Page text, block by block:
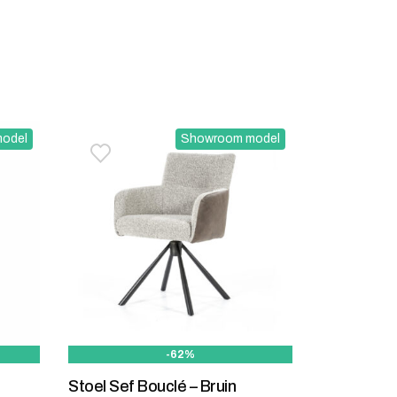
Showroom model
Toevoegen aan verlanglijstje
Verwijderen van verlanglijst
-62%
Stoel Sef Bouclé – Bruin